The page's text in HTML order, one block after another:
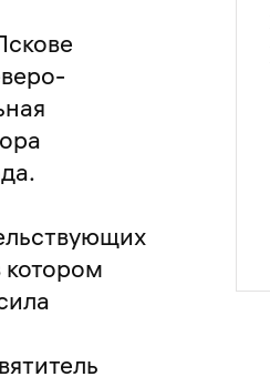
котором